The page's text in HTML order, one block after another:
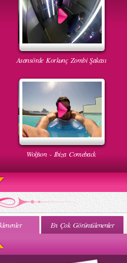
Asansörde Korkunç Zombi Şakası
Wolfson - Ibiza Comeback
En Çok Görüntülenenler